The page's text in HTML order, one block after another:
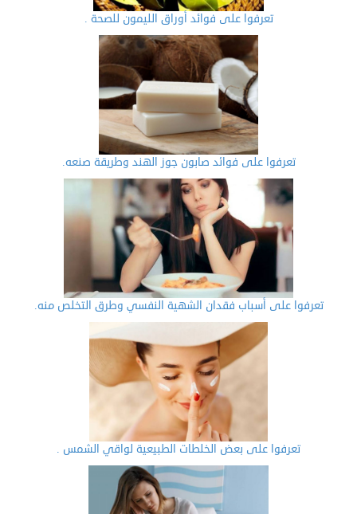
تعرفوا على فوائد أوراق الليمون للصحة .
تعرفوا على فوائد صابون جوز الهند وطريقة صنعه.
تعرفوا على أسباب فقدان الشهية النفسي وطرق التخلص منه.
تعرفوا على بعض الخلطات الطبيعية لواقي الشمس .